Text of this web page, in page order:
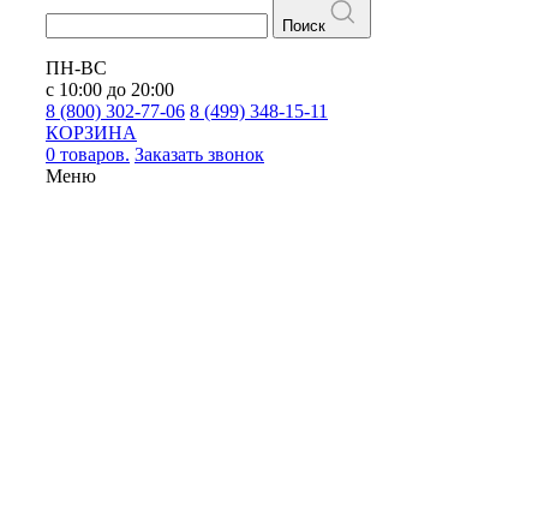
Поиск
ПН-ВС
с 10:00 до 20:00
8 (800) 302-77-06 8 (499) 348-15-11
КОРЗИНА
0 товаров. Заказать звонок
Меню